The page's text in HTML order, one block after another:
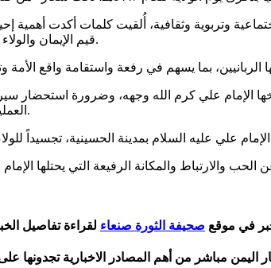
وتربوية وثقافية، أُلقيت كلمات أكدت أهمية
قيم الإيمان والولاء للإمام علي عليه السلام.
الإمام علي كرم الله وجهه، وضرورة استحضار
العملية والاجتماعية والجهادية.
في موقع صحيفة الثورة صنعاء لقراءة تفاصيل
اليمن مباشر من أهم المصادر الاخبارية تجدونها